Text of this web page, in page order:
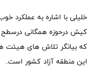
خلیلی با اشاره به عملکرد
کیش درحوزه همگانی درسطح
که بیانگر تلاش های هیئت
این منطقه آزاد کشور است.